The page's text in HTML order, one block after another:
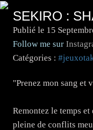
SEKIRO :
Publié le 15
Follow me sur
Catégories :
"Prenez mon sang et
Remontez le temps
pleine de conflits